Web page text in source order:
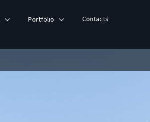
Portfolio Contacts